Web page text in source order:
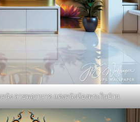
นัง ลายพญานาค แต่งผนังห้องพระในบ้าน